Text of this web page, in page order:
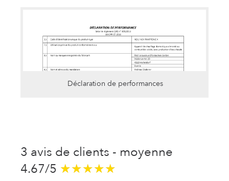
Déclaration de performances
3 avis de clients - moyenne
4.67/5 ★★★★★
★★★★★